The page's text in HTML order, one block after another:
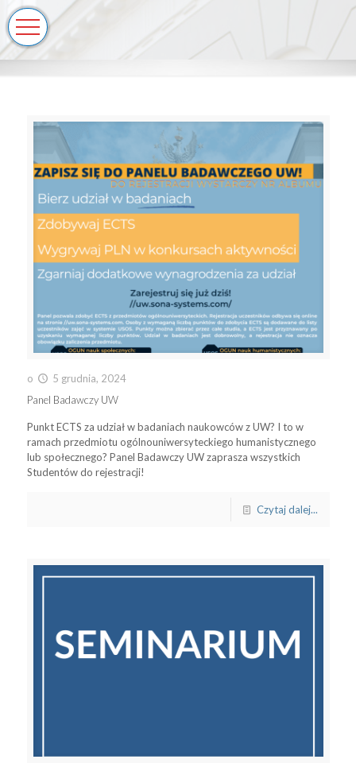
o
5 grudnia, 2024
Panel Badawczy UW
Punkt ECTS za udział w badaniach naukowców z UW? I to w
ramach przedmiotu ogólnouniwersyteckiego humanistycznego
lub społecznego? Panel Badawczy UW zaprasza wszystkich
Studentów do rejestracji!
Czytaj dalej...